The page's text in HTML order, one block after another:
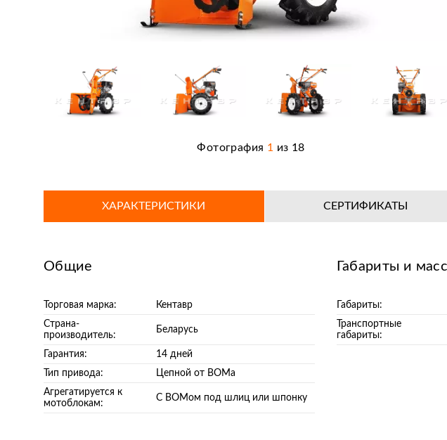
Фотография 1 из 18
ХАРАКТЕРИСТИКИ СЕРТИФИКАТЫ
Общие
Торговая марка:
Кентавр
Страна-
производитель:
Беларусь
Гарантия:
14 дней
Тип привода:
Цепной от ВОМа
Агрегатируется к
мотоблокам:
С ВОМом под шлиц или шпонку
Габариты и
Габариты:
Транспортные
габариты: